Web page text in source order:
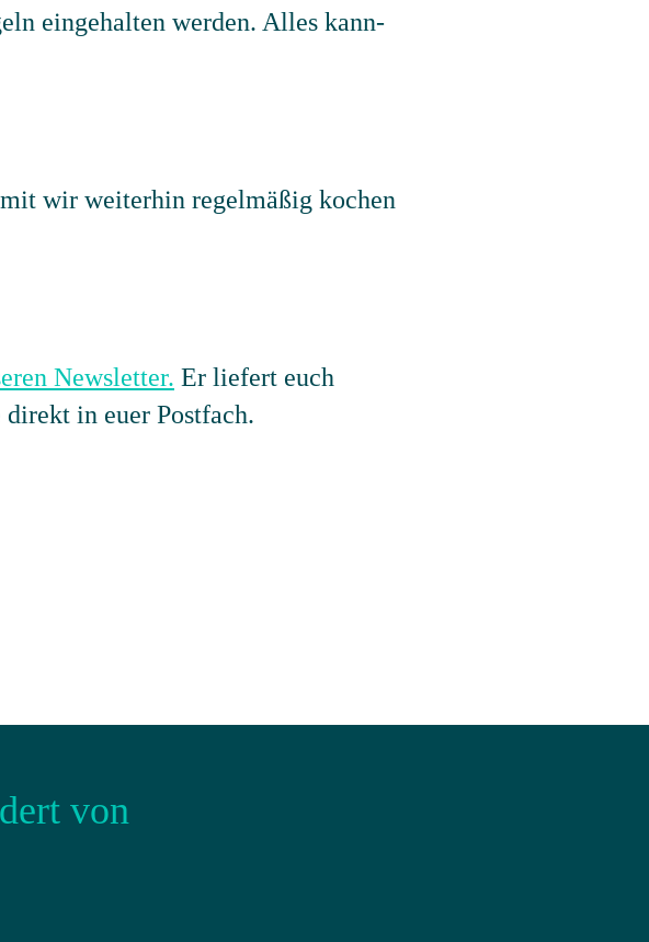
eingehalten werden. Alles kann-
wir weiterhin regelmäßig kochen
Newsletter. Er liefert euch
in euer Postfach.
von